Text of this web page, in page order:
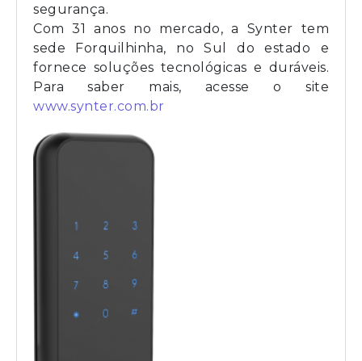
segurança.
Com 31 anos no mercado, a Synter tem
sede Forquilhinha, no Sul do estado e
fornece soluções tecnológicas e duráveis.
Para saber mais, acesse o site
www.synter.com.br